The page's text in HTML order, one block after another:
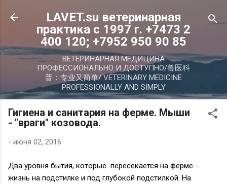
К основному контенту
LAVET.su ветеринарная
практика с 1997 г. +7473 2
400 120; +7952 950 90 85
ВЕТЕРИНАРНАЯ МЕДИЦИНА
ПРОФЕССИОНАЛЬНО И ДОСТУПНО/兽医科
普：专业又简单/ VETERINARY MEDICINE
PROFESSIONALLY AND SIMPLY
Гигиена и санитария на ферме. Мыши
- "враги" козовода.
- июня 02, 2016
Два уровня бытия, которые пересекается на ферме -
жизнь на подстилке и под глубокой подстилкой. На